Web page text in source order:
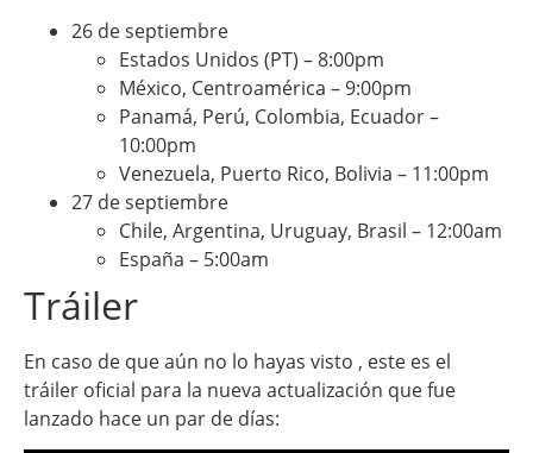
26 de septiembre
Estados Unidos (PT) – 8:00pm
México, Centroamérica – 9:00pm
Panamá, Perú, Colombia, Ecuador –
10:00pm
Venezuela, Puerto Rico, Bolivia – 11:00pm
27 de septiembre
Chile, Argentina, Uruguay, Brasil – 12:00am
España – 5:00am
Tráiler
En caso de que aún no lo hayas visto , este es el
tráiler oficial para la nueva actualización que fue
lanzado hace un par de días: